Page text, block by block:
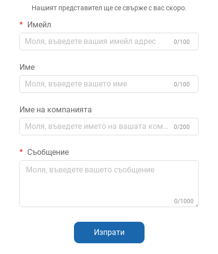
електрически
и открити помещения,
мотоциклети с
осветяване и музика
Нашият представител ще се свърже с вас скоро.
Имейл
0/100
Име
0/100
Име на компанията
0/200
Съобщение
0/1000
Изпрати